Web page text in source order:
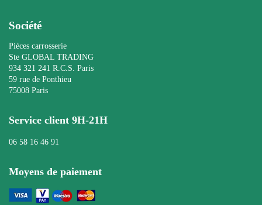
Société
Pièces carrosserie
Ste GLOBAL TRADING
934 321 241 R.C.S. Paris
59 rue de Ponthieu
75008 Paris
Service client 9H-21H
06 58 16 46 91
Moyens de paiement